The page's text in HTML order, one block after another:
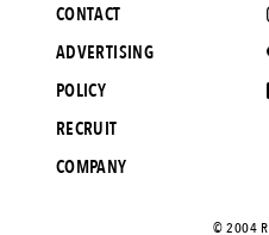
CONTACT
ADVERTISING
POLICY
RECRUIT
COMPANY
©️ 2004